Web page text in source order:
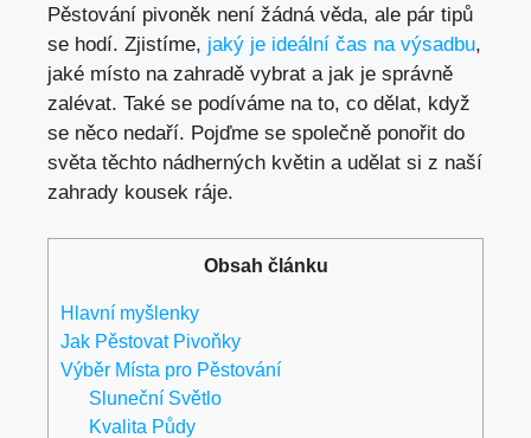
Pěstování pivoněk není žádná věda, ale pár tipů
se hodí. Zjistíme, jaký je ideální čas na výsadbu,
jaké místo na zahradě vybrat a jak je správně
zalévat. Také se podíváme na to, co dělat, když
se něco nedaří. Pojďme se společně ponořit do
světa těchto nádherných květin a udělat si z naší
zahrady kousek ráje.
Obsah článku
Hlavní myšlenky
Jak Pěstovat Pivoňky
Výběr Místa pro Pěstování
Sluneční Světlo
Kvalita Půdy